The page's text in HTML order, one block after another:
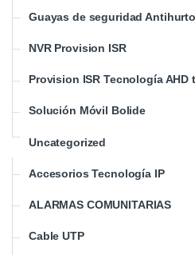
Guayas de seguridad Antihurto
NVR Provision ISR
Provision ISR Tecnología AHD
Solución Móvil Bolide
Uncategorized
Accesorios Tecnología IP
ALARMAS COMUNITARIAS
Cable UTP